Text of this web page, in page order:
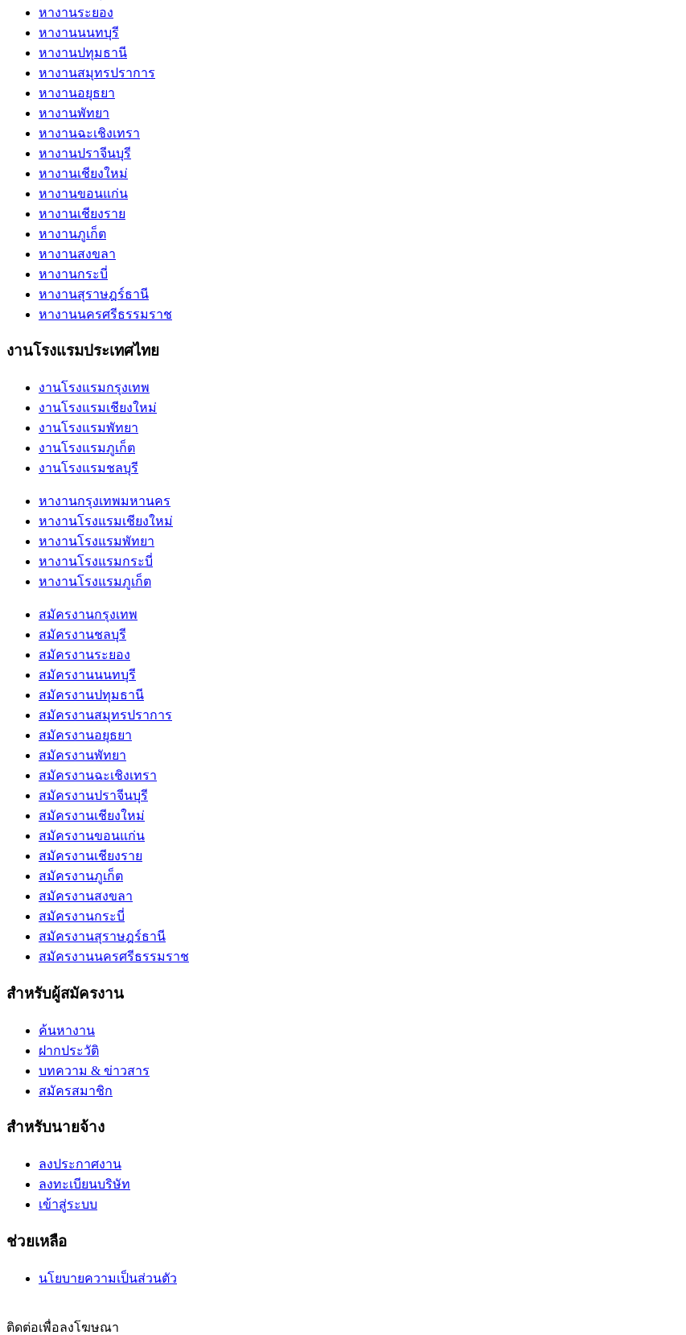
หางานระยอง
หางานนนทบุรี
หางานปทุมธานี
หางานสมุทรปราการ
หางานอยุธยา
หางานพัทยา
หางานฉะเชิงเทรา
หางานปราจีนบุรี
หางานเชียงใหม่
หางานขอนแก่น
หางานเชียงราย
หางานภูเก็ต
หางานสงขลา
หางานกระบี่
หางานสุราษฎร์ธานี
หางานนครศรีธรรมราช
งานโรงแรมประเทศไทย
งานโรงแรมกรุงเทพ
งานโรงแรมเชียงใหม่
งานโรงแรมพัทยา
งานโรงแรมภูเก็ต
งานโรงแรมชลบุรี
หางานกรุงเทพมหานคร
หางานโรงแรมเชียงใหม่
หางานโรงแรมพัทยา
หางานโรงแรมกระบี่
หางานโรงแรมภูเก็ต
สมัครงานกรุงเทพ
สมัครงานชลบุรี
สมัครงานระยอง
สมัครงานนนทบุรี
สมัครงานปทุมธานี
สมัครงานสมุทรปราการ
สมัครงานอยุธยา
สมัครงานพัทยา
สมัครงานฉะเชิงเทรา
สมัครงานปราจีนบุรี
สมัครงานเชียงใหม่
สมัครงานขอนแก่น
สมัครงานเชียงราย
สมัครงานภูเก็ต
สมัครงานสงขลา
สมัครงานกระบี่
สมัครงานสุราษฎร์ธานี
สมัครงานนครศรีธรรมราช
สำหรับผู้สมัครงาน
ค้นหางาน
ฝากประวัติ
บทความ & ข่าวสาร
สมัครสมาชิก
สำหรับนายจ้าง
ลงประกาศงาน
ลงทะเบียนบริษัท
เข้าสู่ระบบ
ช่วยเหลือ
นโยบายความเป็นส่วนตัว
ติดต่อเพื่อลงโฆษณา